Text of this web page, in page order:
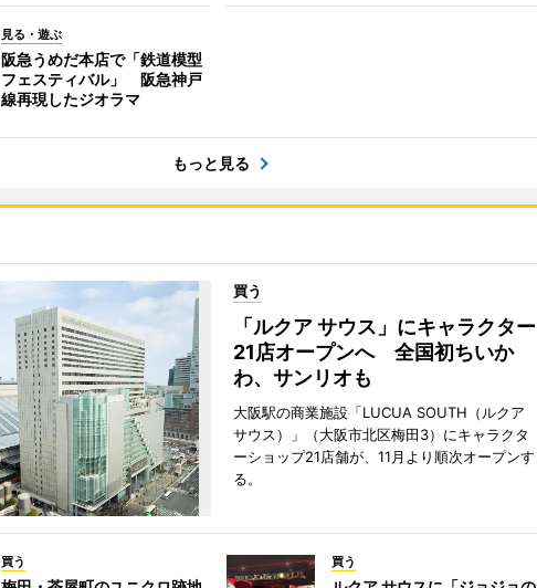
見る・遊ぶ
阪急うめだ本店で「鉄道模型
フェスティバル」 阪急神戸
線再現したジオラマ
もっと見る
買う
「ルクア サウス」にキャラクター
21店オープンへ 全国初ちいか
わ、サンリオも
大阪駅の商業施設「LUCUA SOUTH（ルクア
サウス）」（大阪市北区梅田3）にキャラクタ
ーショップ21店舗が、11月より順次オープンす
る。
買う 買う